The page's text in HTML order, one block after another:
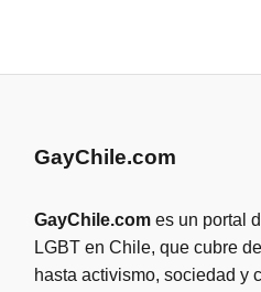
GayChile.com
GayChile.com es un portal
LGBT en Chile, que cubre
hasta activismo, sociedad y